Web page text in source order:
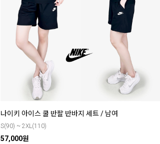
나이키 아이스 쿨 반팔 반바지 세트 / 남여
S(90) ~ 2XL(110)
57,000원